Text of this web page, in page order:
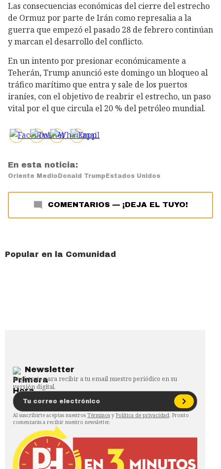
Las consecuencias económicas del cierre del estrecho
de Ormuz por parte de Irán como represalia a la
guerra que empezó el pasado 28 de febrero continúan
y marcan el desarrollo del conflicto.
En un intento por presionar económicamente a
Teherán, Trump anunció este domingo un bloqueo al
tráfico marítimo que entra y sale de los puertos
iraníes, con el objetivo de reabrir el estrecho, un paso
vital por el que circula el 20 % del petróleo mundial.
En esta noticia:
Oriente Medio Donald Trump Estados Unidos
COMENTARIOS — ¡DEJA EL TUYO!
Popular en la Comunidad
Newsletter
Regístrate para recibir a tu email nuestro periódico en su
versión digital.
Al suscribirte aceptas nuestros Términos y Política de privacidad. Pronto
comenzarás a recibir nuestro newsletter.